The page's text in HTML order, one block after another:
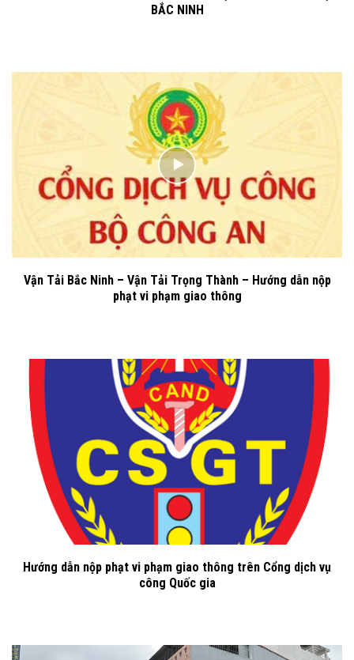
BẮC NINH
Vận Tải Bắc Ninh – Vận Tải Trọng Thành – Hướng dẫn nộp
phạt vi phạm giao thông
Hướng dẫn nộp phạt vi phạm giao thông trên Cổng dịch vụ
công Quốc gia